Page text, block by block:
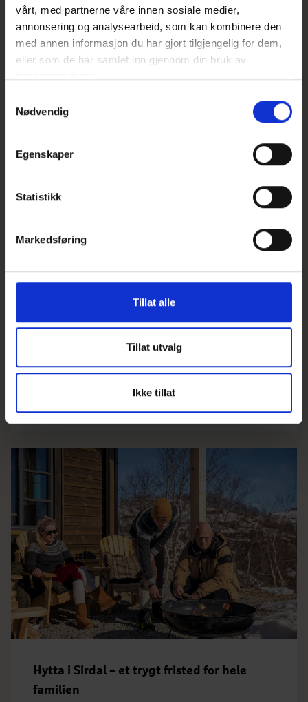
vårt, med partnerne våre innen sosiale medier,
annonsering og analysearbeid, som kan kombinere den
med annen informasjon du har gjort tilgjengelig for dem,
eller som de har samlet inn gjennom din bruk av
Nødvendig
Egenskaper
Statistikk
Markedsføring
Tillat alle
Tillat utvalg
Ikke tillat
tilbringer faktisk flere døgn her enn hjemme i
Sverige, sier Thomas.
Les mer
Det startet med et øksehugg
Bli kjent med vårt nye hyttekonsept V hvor vi
kombinerer urnorsk bærekraft og byggeskikk
med moderne arkitektur.
Hytta i Sirdal – et trygt fristed for hele
familien